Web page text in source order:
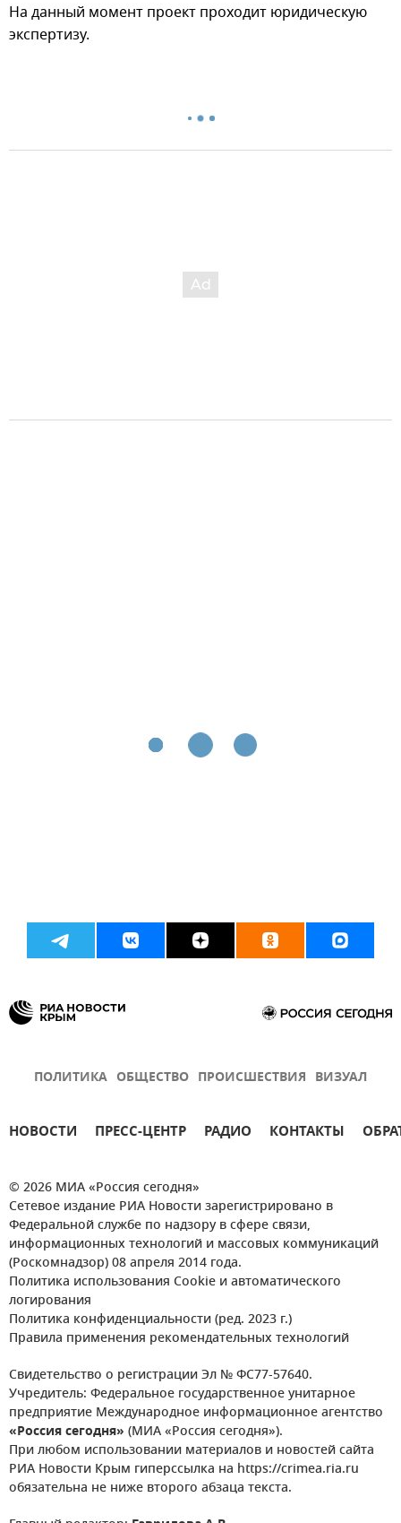
На данный момент проект проходит юридическую
экспертизу.
ПОЛИТИКА ОБЩЕСТВО ПРОИСШЕСТВИЯ ВИЗУАЛ
НОВОСТИ ПРЕСС-ЦЕНТР РАДИО КОНТАКТЫ
© 2026 МИА «Россия сегодня»
Сетевое издание РИА Новости зарегистрировано в
Федеральной службе по надзору в сфере связи,
информационных технологий и массовых коммуникаций
(Роскомнадзор) 08 апреля 2014 года.
Политика использования Cookie и автоматического
логирования
Политика конфиденциальности (ред. 2023 г.)
Правила применения рекомендательных технологий
Свидетельство о регистрации Эл № ФС77-57640.
Учредитель: Федеральное государственное унитарное
предприятие Международное информационное агентство
«Россия сегодня» (МИА «Россия сегодня»).
При любом использовании материалов и новостей сайта
РИА Новости Крым гиперссылка на https://crimea.ria.ru
обязательна не ниже второго абзаца текста.